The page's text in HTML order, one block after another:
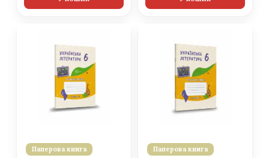
Паперова книга Паперова книга